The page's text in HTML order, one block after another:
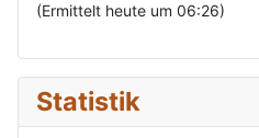
(Ermittelt heute um 06:26)
Statistik